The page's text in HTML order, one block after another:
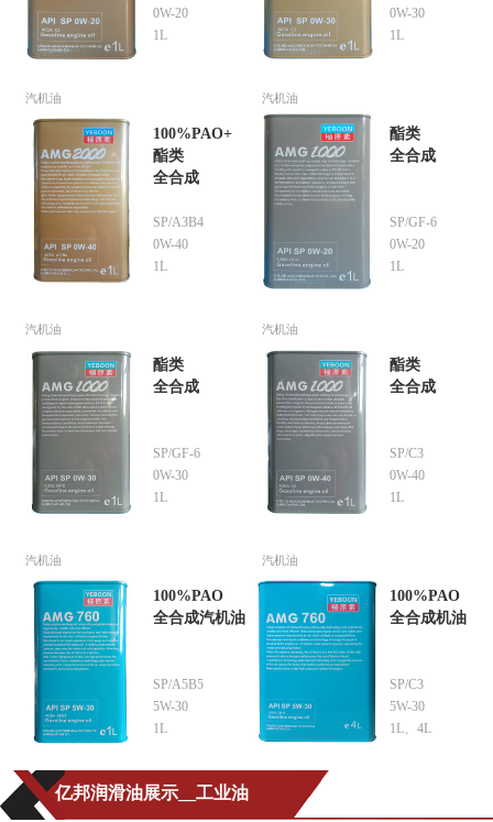
0W-20
1L
0W-30
1L
汽机油
100%PAO+
酯类
全合成
SP/A3B4
0W-40
1L
汽机油
酯类
全合成
SP/GF-6
0W-20
1L
汽机油
酯类
全合成
SP/GF-6
0W-30
1L
汽机油
酯类
全合成
SP/C3
0W-40
1L
汽机油
100%PAO
全合成汽机油
SP/A5B5
5W-30
1L
汽机油
100%PAO
全合成机油
SP/C3
5W-30
1L、4L
亿邦润滑油展示__工业油